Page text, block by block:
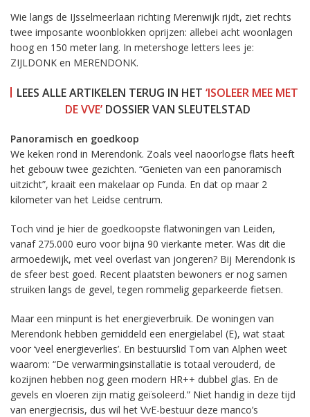
Wie langs de IJsselmeerlaan richting Merenwijk rijdt, ziet rechts
twee imposante woonblokken oprijzen: allebei acht woonlagen
hoog en 150 meter lang. In metershoge letters lees je:
ZIJLDONK en MERENDONK.
LEES ALLE ARTIKELEN TERUG IN HET ‘ISOLEER MEE MET
DE VVE’DOSSIER VAN SLEUTELSTAD
Panoramisch en goedkoop
We keken rond in Merendonk. Zoals veel naoorlogse flats heeft
het gebouw twee gezichten. “Genieten van een panoramisch
uitzicht”, kraait een makelaar op Funda. En dat op maar 2
kilometer van het Leidse centrum.
Toch vind je hier de goedkoopste flatwoningen van Leiden,
vanaf 275.000 euro voor bijna 90 vierkante meter. Was dit die
armoedewijk, met veel overlast van jongeren? Bij Merendonk is
de sfeer best goed. Recent plaatsten bewoners er nog samen
struiken langs de gevel, tegen rommelig geparkeerde fietsen.
Maar een minpunt is het energieverbruik. De woningen van
Merendonk hebben gemiddeld een energielabel (E), wat staat
voor ‘veel energieverlies’. En bestuurslid Tom van Alphen weet
waarom: “De verwarmingsinstallatie is totaal verouderd, de
kozijnen hebben nog geen modern HR++ dubbel glas. En de
gevels en vloeren zijn matig geïsoleerd.” Niet handig in deze tijd
van energiecrisis, dus wil het VvE-bestuur deze manco’s